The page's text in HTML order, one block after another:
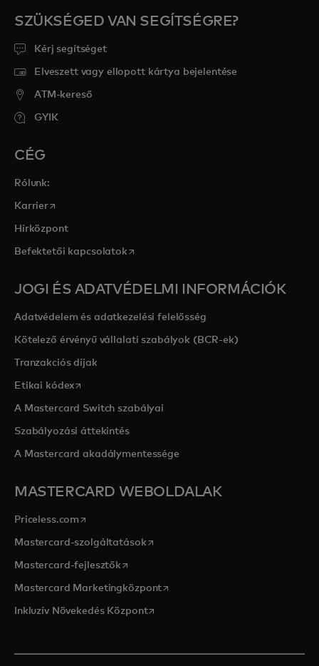
SZÜKSÉGED VAN SEGÍTSÉGRE?
Kérj segítséget
Elveszett vagy ellopott kártya bejelentése
ATM-kereső
GYIK
CÉG
Rólunk:
Karrieropens in a new tab
Hírközpont
Befektetői kapcsolatokopens in a new tab
JOGI ÉS ADATVÉDELMI INFORMÁCIÓK
Adatvédelem és adatkezelési felelősség
Kötelező érvényű vállalati szabályok (BCR-ek)
Tranzakciós díjak
Etikai kódexopens in a new tab
A Mastercard Switch szabályai
Szabályozási áttekintés
A Mastercard akadálymentessége
MASTERCARD WEBOLDALAK
Priceless.com opens in a new tab
Mastercard-szolgáltatásokopens in a new tab
Mastercard-fejlesztők opens in a new tab
Mastercard Marketingközpontopens in a new tab
Inkluzív Növekedés Központopens in a new tab